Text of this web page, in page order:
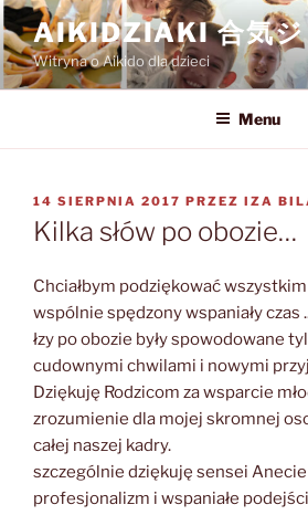
Przejdź
do
treści
AIKIDZIAKI 合気ジ
Witryna o Aikido dla dzieci
Menu
OPUBLIKOWANE
W
14 SIERPNIA 2017 PRZEZ IZA
Kilka słów po obozie…
Chciałbym podziękować
wspólnie spędzony wspaniały czas
łzy po obozie były spowodowane
cudownymi chwilami i nowymi
Dziękuję Rodzicom za wsparcie
zrozumienie dla mojej skromnej
całej naszej kadry.
szczególnie dziękuję sensei Anecie
profesjonalizm i wspaniałe